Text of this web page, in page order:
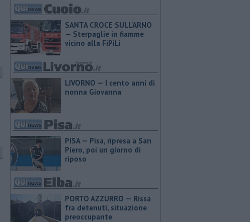
SANTA CROCE SULL'ARNO
— Sterpaglie in fiamme
vicino alla FiPiLi
LIVORNO — I cento anni di
nonna Giovanna
PISA — Pisa, ripresa a San
Piero, poi un giorno di
riposo
PORTO AZZURRO — Rissa
fra detenuti, situazione
preoccupante